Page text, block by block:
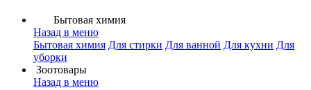
Бытовая химия
Назад в меню
Бытовая химия Для стирки Для ванной Для кухни Для
уборки
Зоотовары
Назад в меню